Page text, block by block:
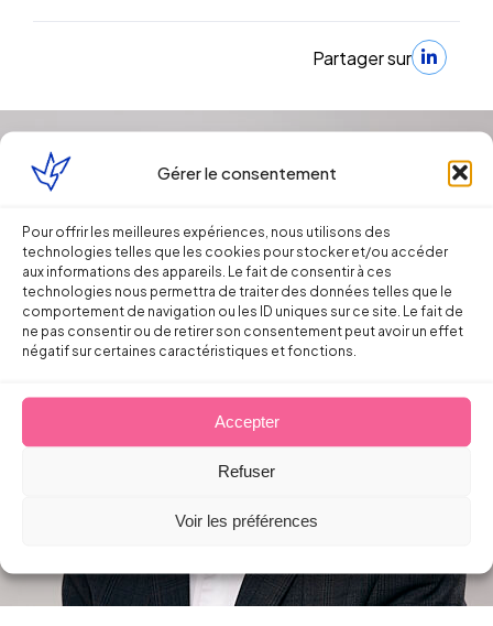
Gérer le consentement
Pour offrir les meilleures expériences, nous utilisons des
technologies telles que les cookies pour stocker et/ou accéder
aux informations des appareils. Le fait de consentir à ces
technologies nous permettra de traiter des données telles que le
comportement de navigation ou les ID uniques sur ce site. Le fait de
ne pas consentir ou de retirer son consentement peut avoir un effet
négatif sur certaines caractéristiques et fonctions.
Accepter
Refuser
Voir les préférences
Partager sur